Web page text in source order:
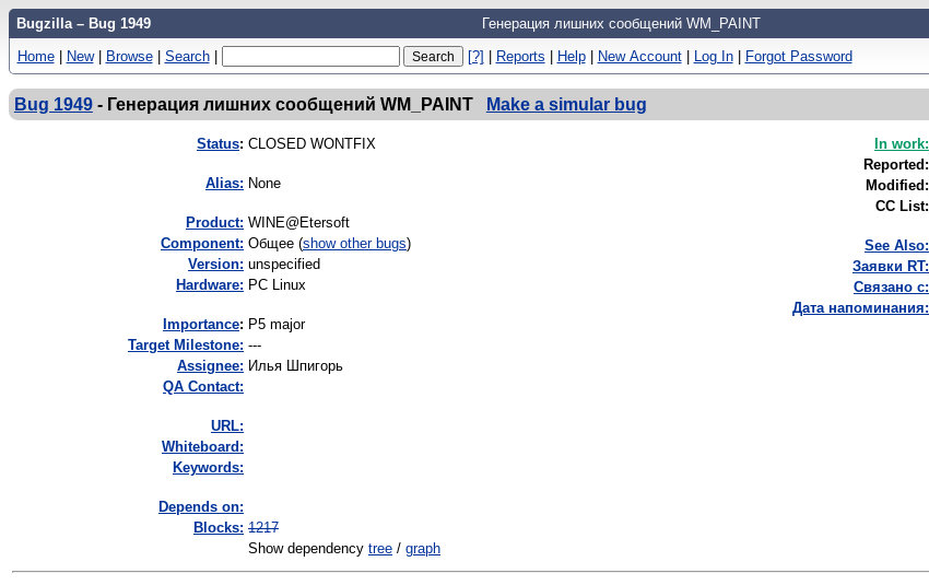
Bugzilla – Bug 1949 Генерация лишних сообщений WM_PAINT
Home | New | Browse | Search | [?] | Reports | Help | New Account | Log In | Forgot Password
Bug 1949 - Генерация лишних сообщений WM_PAINT Make a simular bug
Status: CLOSED WONTFIX
Alias: None
Product: WINE@Etersoft
Component: Общее (show other bugs)
Version: unspecified
Hardware: PC Linux
mportance: P5 major
Target Milestone: ---
Assignee: Илья Шпигорь
QA Contact:
URL:
Whiteboard:
Keywords:
Depends on:
Blocks: 1217
Show dependency tree / graph
In work:
Reported:
Modified:
CC List:
See Also:
Заявки RT:
Связано с:
Дата напоминания: